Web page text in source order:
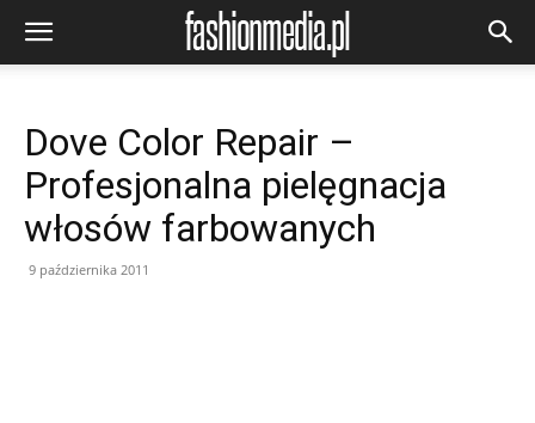
Dove Color Repair –
Profesjonalna pielęgnacja
włosów farbowanych
9 października 2011